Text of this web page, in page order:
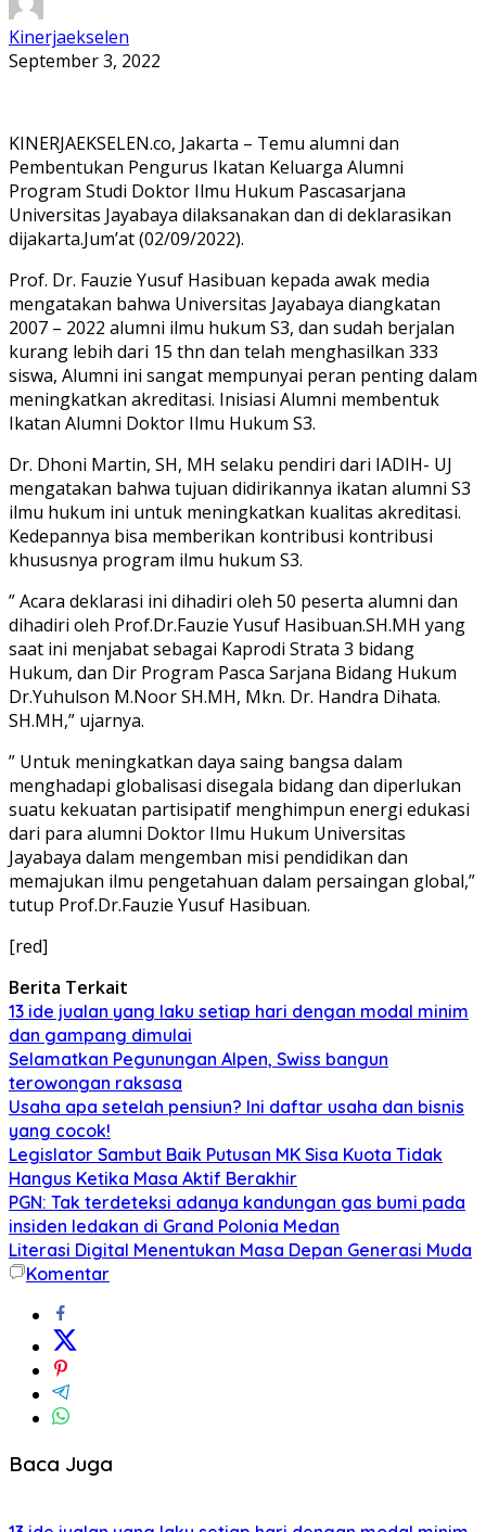
Kinerjaekselen
September 3, 2022
KINERJAEKSELEN.co, Jakarta – Temu alumni dan
Pembentukan Pengurus Ikatan Keluarga Alumni
Program Studi Doktor Ilmu Hukum Pascasarjana
Universitas Jayabaya dilaksanakan dan di deklarasikan
dijakarta.Jum’at (02/09/2022).
Prof. Dr. Fauzie Yusuf Hasibuan kepada awak media
mengatakan bahwa Universitas Jayabaya diangkatan
2007 – 2022 alumni ilmu hukum S3, dan sudah berjalan
kurang lebih dari 15 thn dan telah menghasilkan 333
siswa, Alumni ini sangat mempunyai peran penting dalam
meningkatkan akreditasi. Inisiasi Alumni membentuk
Ikatan Alumni Doktor Ilmu Hukum S3.
Dr. Dhoni Martin, SH, MH selaku pendiri dari IADIH- UJ
mengatakan bahwa tujuan didirikannya ikatan alumni S3
ilmu hukum ini untuk meningkatkan kualitas akreditasi.
Kedepannya bisa memberikan kontribusi kontribusi
khususnya program ilmu hukum S3.
” Acara deklarasi ini dihadiri oleh 50 peserta alumni dan
dihadiri oleh Prof.Dr.Fauzie Yusuf Hasibuan.SH.MH yang
saat ini menjabat sebagai Kaprodi Strata 3 bidang
Hukum, dan Dir Program Pasca Sarjana Bidang Hukum
Dr.Yuhulson M.Noor SH.MH, Mkn. Dr. Handra Dihata.
SH.MH,” ujarnya.
” Untuk meningkatkan daya saing bangsa dalam
menghadapi globalisasi disegala bidang dan diperlukan
suatu kekuatan partisipatif menghimpun energi edukasi
dari para alumni Doktor Ilmu Hukum Universitas
Jayabaya dalam mengemban misi pendidikan dan
memajukan ilmu pengetahuan dalam persaingan global,”
tutup Prof.Dr.Fauzie Yusuf Hasibuan.
[red]
Berita Terkait
13 ide jualan yang laku setiap hari dengan modal minim
dan gampang dimulai
Selamatkan Pegunungan Alpen, Swiss bangun
terowongan raksasa
Usaha apa setelah pensiun? Ini daftar usaha dan bisnis
yang cocok!
Legislator Sambut Baik Putusan MK Sisa Kuota Tidak
Hangus Ketika Masa Aktif Berakhir
PGN: Tak terdeteksi adanya kandungan gas bumi pada
insiden ledakan di Grand Polonia Medan
Literasi Digital Menentukan Masa Depan Generasi Muda
Komentar
Baca Juga